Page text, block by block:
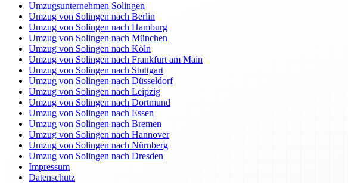
Umzugsunternehmen Solingen
Umzug von Solingen nach Berlin
Umzug von Solingen nach Hamburg
Umzug von Solingen nach München
Umzug von Solingen nach Köln
Umzug von Solingen nach Frankfurt am Main
Umzug von Solingen nach Stuttgart
Umzug von Solingen nach Düsseldorf
Umzug von Solingen nach Leipzig
Umzug von Solingen nach Dortmund
Umzug von Solingen nach Essen
Umzug von Solingen nach Bremen
Umzug von Solingen nach Hannover
Umzug von Solingen nach Nürnberg
Umzug von Solingen nach Dresden
Impressum
Datenschutz